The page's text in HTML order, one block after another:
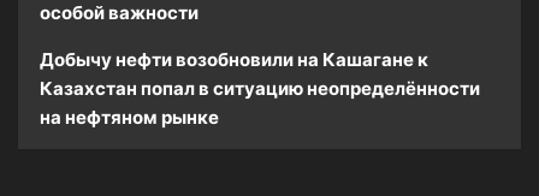
особой важности
Добычу нефти возобновили на Кашагане к
Казахстан попал в ситуацию неопределённости
на нефтяном рынке